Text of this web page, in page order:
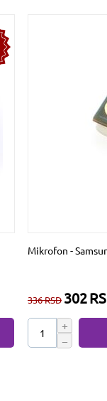
Mikrofon -
336RSD 302
+
−